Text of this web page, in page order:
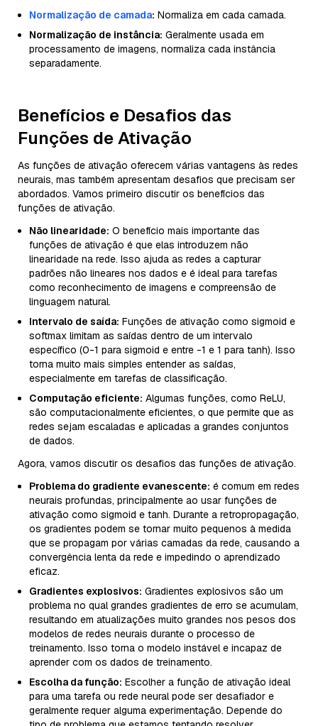
Normalização de camada: Normaliza em cada camada.
Normalização de instância: Geralmente usada em
processamento de imagens, normaliza cada instância
separadamente.
Benefícios e Desafios das
Funções de Ativação
As funções de ativação oferecem várias vantagens às redes
neurais, mas também apresentam desafios que precisam ser
abordados. Vamos primeiro discutir os benefícios das
funções de ativação.
Não linearidade: O benefício mais importante das
funções de ativação é que elas introduzem não
linearidade na rede. Isso ajuda as redes a capturar
padrões não lineares nos dados e é ideal para tarefas
como reconhecimento de imagens e compreensão de
linguagem natural.
Intervalo de saída: Funções de ativação como sigmoid e
softmax limitam as saídas dentro de um intervalo
específico (0-1 para sigmoid e entre -1 e 1 para tanh). Isso
torna muito mais simples entender as saídas,
especialmente em tarefas de classificação.
Computação eficiente: Algumas funções, como ReLU,
são computacionalmente eficientes, o que permite que as
redes sejam escaladas e aplicadas a grandes conjuntos
de dados.
Agora, vamos discutir os desafios das funções de ativação.
Problema do gradiente evanescente: é comum em redes
neurais profundas, principalmente ao usar funções de
ativação como sigmoid e tanh. Durante a retropropagação,
os gradientes podem se tornar muito pequenos à medida
que se propagam por várias camadas da rede, causando a
convergência lenta da rede e impedindo o aprendizado
eficaz.
Gradientes explosivos: Gradientes explosivos são um
problema no qual grandes gradientes de erro se acumulam,
resultando em atualizações muito grandes nos pesos dos
modelos de redes neurais durante o processo de
treinamento. Isso torna o modelo instável e incapaz de
aprender com os dados de treinamento.
Escolha da função: Escolher a função de ativação ideal
para uma tarefa ou rede neural pode ser desafiador e
geralmente requer alguma experimentação. Depende do